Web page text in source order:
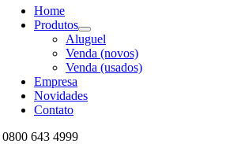
Home
Produtos
Aluguel
Venda (novos)
Venda (usados)
Empresa
Novidades
Contato
0800 643 4999